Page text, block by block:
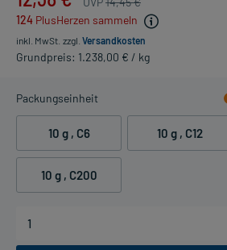
124 PlusHerzen sammeln
inkl. MwSt. zzgl. Versandkosten
Grundpreis: 1.238,00 € / kg
Packungseinheit
10 g , C6 10 g , C12
10 g , C200